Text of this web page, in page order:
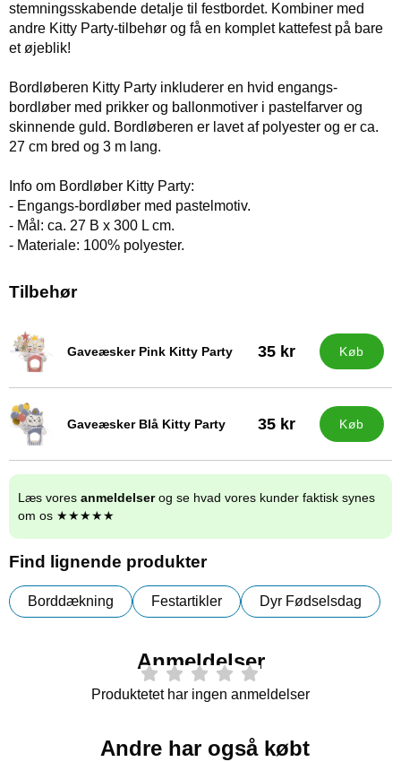
stemningsskabende detalje til festbordet. Kombiner med
andre Kitty Party-tilbehør og få en komplet kattefest på bare
et øjeblik!
Bordløberen Kitty Party inkluderer en hvid engangs-
bordløber med prikker og ballonmotiver i pastelfarver og
skinnende guld. Bordløberen er lavet af polyester og er ca.
27 cm bred og 3 m lang.
Info om Bordløber Kitty Party:
- Engangs-bordløber med pastelmotiv.
- Mål: ca. 27 B x 300 L cm.
- Materiale: 100% polyester.
Tilbehør
Gaveæsker Pink Kitty Party
Varenr 37346 35 kr Køb
Gaveæsker Blå Kitty Party
Varenr 37347 35 kr Køb
Læs vores anmeldelserog se hvad vores kunder faktisk synes
om os ★★★★★
Find lignende produkter
Borddækning Festartikler Dyr Fødselsdag
Anmeldelser
Produktetet har ingen anmeldelser
Andre har også købt